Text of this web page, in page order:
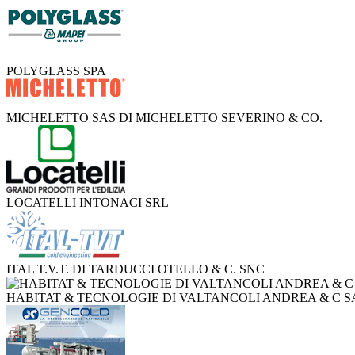
POLYGLASS SPA
MICHELETTO SAS DI MICHELETTO SEVERINO & CO.
LOCATELLI INTONACI SRL
ITAL T.V.T. DI TARDUCCI OTELLO & C. SNC
HABITAT & TECNOLOGIE DI VALTANCOLI ANDREA & C